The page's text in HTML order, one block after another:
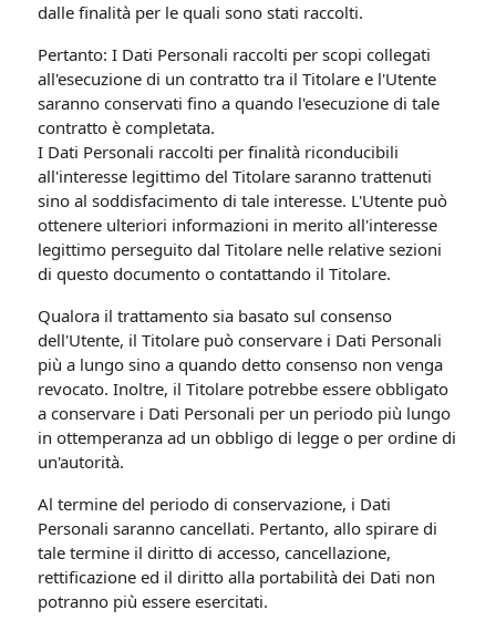
dalle finalità per le quali sono stati raccolti.
Pertanto: I Dati Personali raccolti per scopi collegati
all'esecuzione di un contratto tra il Titolare e l'Utente
saranno conservati fino a quando l'esecuzione di tale
contratto è completata.
I Dati Personali raccolti per finalità riconducibili
all'interesse legittimo del Titolare saranno trattenuti
sino al soddisfacimento di tale interesse. L'Utente può
ottenere ulteriori informazioni in merito all'interesse
legittimo perseguito dal Titolare nelle relative sezioni
di questo documento o contattando il Titolare.
Qualora il trattamento sia basato sul consenso
dell'Utente, il Titolare può conservare i Dati Personali
più a lungo sino a quando detto consenso non venga
revocato. Inoltre, il Titolare potrebbe essere obbligato
a conservare i Dati Personali per un periodo più lungo
in ottemperanza ad un obbligo di legge o per ordine di
un'autorità.
Al termine del periodo di conservazione, i Dati
Personali saranno cancellati. Pertanto, allo spirare di
tale termine il diritto di accesso, cancellazione,
rettificazione ed il diritto alla portabilità dei Dati non
potranno più essere esercitati.